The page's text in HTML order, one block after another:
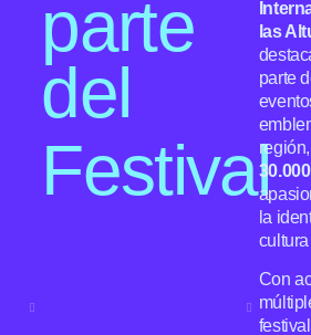
parte
del
Festival
las
parte
la
Con